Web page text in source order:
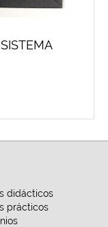
didácticos
prácticos